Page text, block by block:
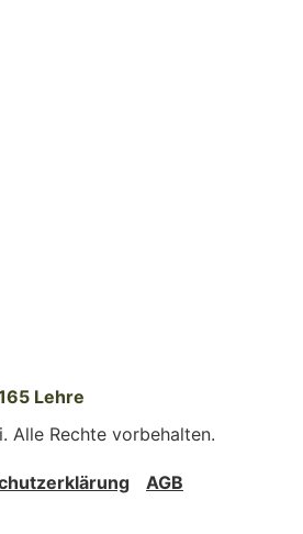
Lehre
Rechte vorbehalten.
AGB